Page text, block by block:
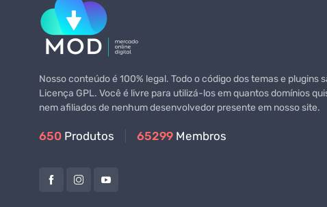
Nosso conteúdo é 100% legal. Todo o código dos temas e plugins
Licença GPL. Você é livre para utilizá-los em quantos domínios
nem afiliados de nenhum desenvolvedor presente em nosso site.
650 Produtos 65299 Membros